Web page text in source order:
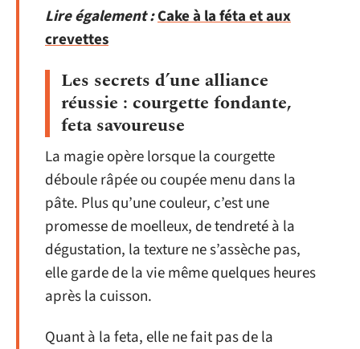
Lire également :Cake à la féta et aux
crevettes
Les secrets d’une alliance
réussie : courgette fondante,
feta savoureuse
La magie opère lorsque la courgette
déboule râpée ou coupée menu dans la
pâte. Plus qu’une couleur, c’est une
promesse de moelleux, de tendreté à la
dégustation, la texture ne s’assèche pas,
elle garde de la vie même quelques heures
après la cuisson.
Quant à la feta, elle ne fait pas de la